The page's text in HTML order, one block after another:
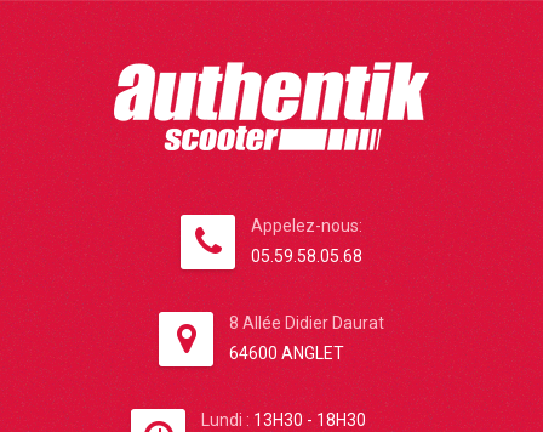
Appelez-nous:
05.59.58.05.68
8 Allée Didier Daurat
64600 ANGLET
Lundi : 13H30 - 18H30